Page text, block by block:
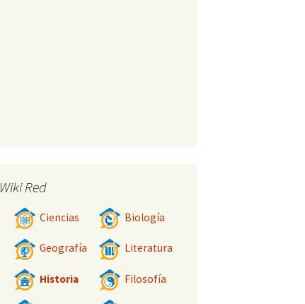
Wiki Red
Ciencias Biología
Geografía Literatura
Historia Filosofía